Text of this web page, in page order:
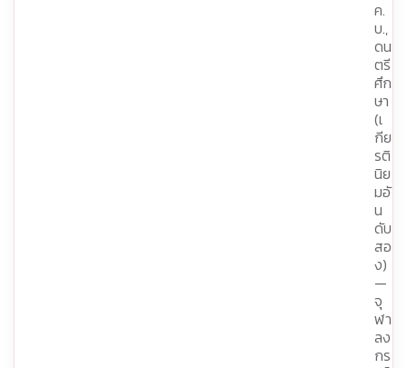
ค.
บ.,
ดน
ตรี
ศึก
ษา
(เ
กีย
รติ
นิย
มอั
น
ดับ
สอ
ง)
—
จุ
ฬา
ลง
กร